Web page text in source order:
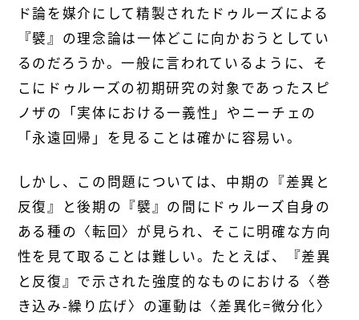
ド論を媒介にして精製されたドゥルーズによる
『襞』の理念論は一体どこに向かおうとしてい
るのだろうか。一般に言われているように、そ
こにドゥルーズの初期研究の対象であったスピ
ノザの「実体における一義性」やニーチェの
「永遠回帰」を見ることは確かに容易い。
しかし、この問題については、中期の『差異と
反復』と後期の『襞』の間にドゥルーズ自身の
ある種の〈転回〉が見られ、そこに明確な方向
性を見て取ることは難しい。たとえば、『差異
と反復』で示された強度的なものにおける〈巻
き込み-繰り広げ〉の運動は〈差異化=微分化〉